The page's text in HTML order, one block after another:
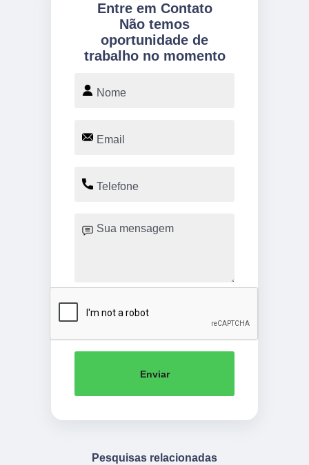
Entre em Contato
Não temos
oportunidade de
trabalho no momento
Enviar
Pesquisas relacionadas